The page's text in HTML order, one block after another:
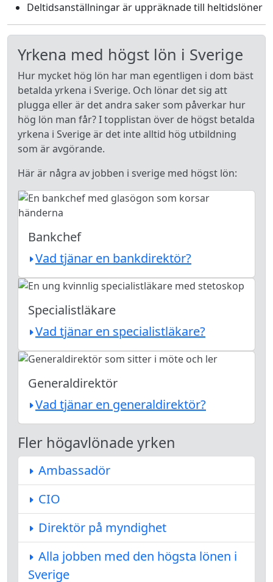
Deltidsanställningar är uppräknade till heltidslöner
Yrkena med högst lön i Sverige
Hur mycket hög lön har man egentligen i dom bäst
betalda yrkena i Sverige. Och lönar det sig att
plugga eller är det andra saker som påverkar hur
hög lön man får? I topplistan över de högst betalda
yrkena i Sverige är det inte alltid hög utbildning
som är avgörande.
Här är några av jobben i sverige med högst lön:
Bankchef
Vad tjänar en bankdirektör?
Specialistläkare
Vad tjänar en specialistläkare?
Generaldirektör
Vad tjänar en generaldirektör?
Fler högavlönade yrken
Ambassadör
CIO
Direktör på myndighet
Alla jobben med den högsta lönen i
Sverige